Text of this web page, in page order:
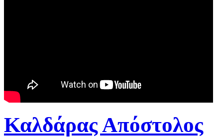
Καλδάρας Απόστολος